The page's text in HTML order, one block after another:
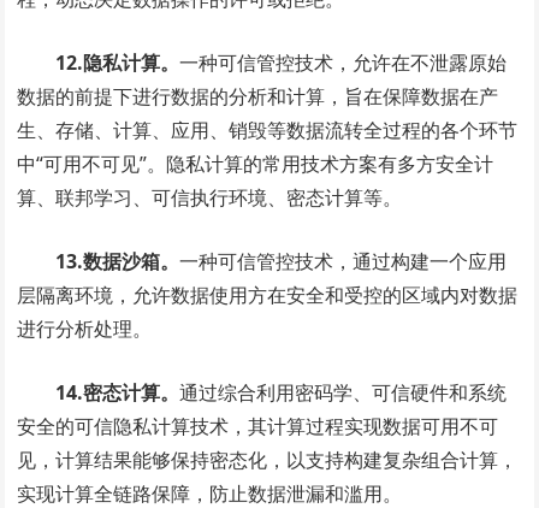
12.隐私计算。一种可信管控技术，允许在不泄露原始
数据的前提下进行数据的分析和计算，旨在保障数据在产
生、存储、计算、应用、销毁等数据流转全过程的各个环节
中“可用不可见”。隐私计算的常用技术方案有多方安全计
算、联邦学习、可信执行环境、密态计算等。
13.数据沙箱。一种可信管控技术，通过构建一个应用
层隔离环境，允许数据使用方在安全和受控的区域内对数据
进行分析处理。
14.密态计算。通过综合利用密码学、可信硬件和系统
安全的可信隐私计算技术，其计算过程实现数据可用不可
见，计算结果能够保持密态化，以支持构建复杂组合计算，
实现计算全链路保障，防止数据泄漏和滥用。